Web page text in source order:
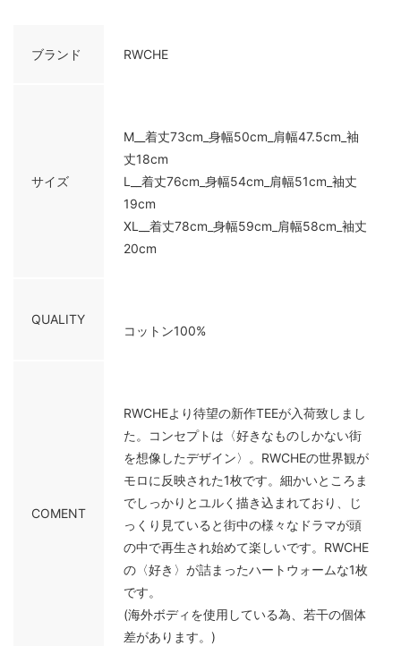
ブランド RWCHE
サイズ
M__着丈73cm_身幅50cm_肩幅47.5cm_袖
丈18cm
L__着丈76cm_身幅54cm_肩幅51cm_袖丈
19cm
XL__着丈78cm_身幅59cm_肩幅58cm_袖丈
20cm
QUALITY
コットン100%
COMENT
RWCHEより待望の新作TEEが入荷致しまし
た。コンセプトは〈好きなものしかない街
を想像したデザイン〉。RWCHEの世界観が
モロに反映された1枚です。細かいところま
でしっかりとユルく描き込まれており、じ
っくり見ていると街中の様々なドラマが頭
の中で再生され始めて楽しいです。RWCHE
の〈好き〉が詰まったハートウォームな1枚
です。
(海外ボディを使用している為、若干の個体
差があります。)